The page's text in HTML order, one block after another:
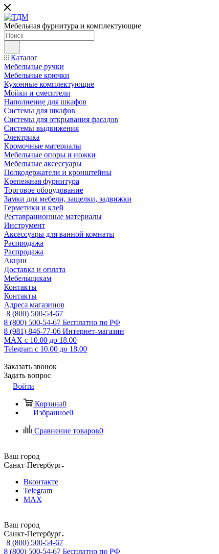
Мебельная фурнитура и комплектующие
Каталог
Мебельные ручки
Мебельные крючки
Кухонные комплектующие
Мойки и смесители
Наполнение для шкафов
Cистемы для шкафов
Системы для открывания фасадов
Системы выдвижения
Электрика
Кромочные материалы
Мебельные опоры и ножки
Мебельные аксессуары
Полкодержатели и кронштейны
Крепежная фурнитура
Торговое оборудование
Замки для мебели, защелки, задвижки
Герметики и клей
Реставрационные материалы
Инструмент
Аксессуары для ванной комнаты
Распродажа
Распродажа
Акции
Доставка и оплата
Мебельщикам
Контакты
Контакты
Адреса магазинов
8 (800) 500-54-67
8 (800) 500-54-67 Бесплатно по РФ
8 (981) 846-77-06 Интернет-магазин
MAX с 10.00 до 18.00
Telegram с 10.00 до 18.00
Заказать звонок
Задать вопрос
Войти
Корзина0
Избранное0
Сравнение товаров0
Ваш город
Санкт-Петербург
Вконтакте
Telegram
MAX
Ваш город
Санкт-Петербург
8 (800) 500-54-67
8 (800) 500-54-67 Бесплатно по РФ